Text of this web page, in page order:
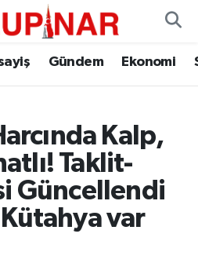
Gündem Ekonomi
Kalp,
Taklit-
Güncellendi
var
Haritası
ve Fikstür